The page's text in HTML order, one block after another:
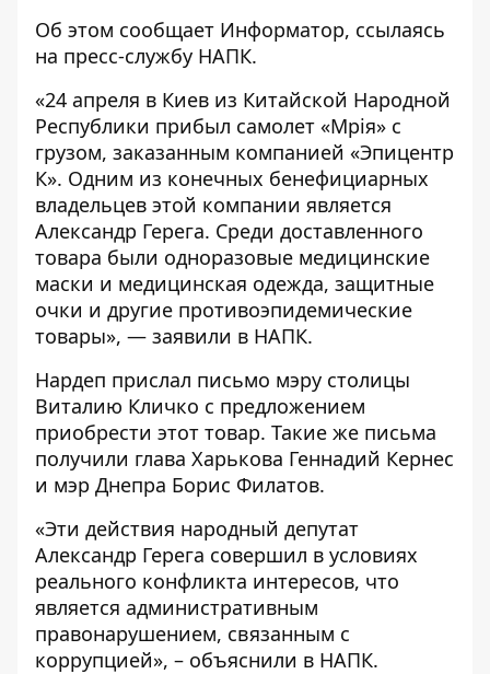
Об этом сообщает Информатор, ссылаясь
на пресс-службу НАПК.
«24 апреля в Киев из Китайской Народной
Республики прибыл самолет «Мрія» с
грузом, заказанным компанией «Эпицентр
К». Одним из конечных бенефициарных
владельцев этой компании является
Александр Герега. Среди доставленного
товара были одноразовые медицинские
маски и медицинская одежда, защитные
очки и другие противоэпидемические
товары», — заявили в НАПК.
Нардеп прислал письмо мэру столицы
Виталию Кличко с предложением
приобрести этот товар. Такие же письма
получили глава Харькова Геннадий Кернес
и мэр Днепра Борис Филатов.
«Эти действия народный депутат
Александр Герега совершил в условиях
реального конфликта интересов, что
является административным
правонарушением, связанным с
коррупцией», – объяснили в НАПК.